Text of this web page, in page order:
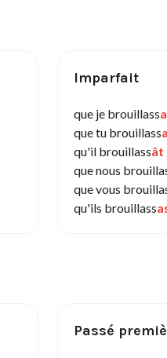
Imparfait
que je brouillass
que tu brouillass
qu'il brouillassât
que nous
que vous
qu'ils brouillass
Passé